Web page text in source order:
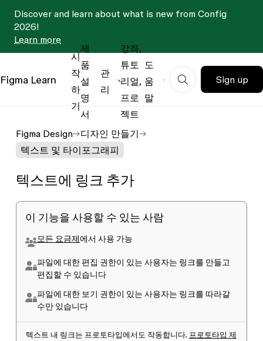
Discover and learn about what is new from Config
2026!
Learn more
Figma Learn
시
작
하
기
제
품
설
명
서
관
리
강좌,
튜토
리얼,
프로
젝트
도
움
말
Sign up
Figma Design
디자인 만들기
텍스트 및 타이포그래피
텍스트에 링크 추가
이 기능을 사용할 수 있는 사람
모든 요금제에서 사용 가능
파일에 대한편집 권한이 있는 사용자는 링크를 만들고
편집할 수 있습니다
파일에 대한 보기 권한이 있는 사용자는 링크를 따라갈
수만 있습니다
텍스트 내 링크는 프로토타입에서도 작동합니다. 프로토타입 제